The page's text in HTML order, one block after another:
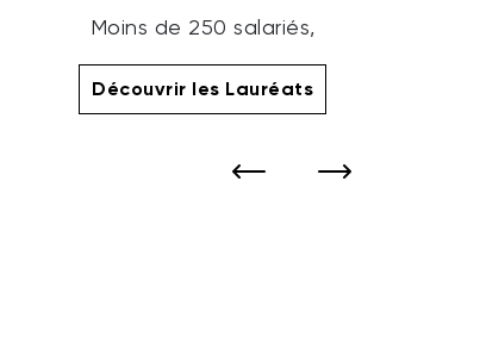
Moins de 250 salariés,
Découvrir les Lauréats